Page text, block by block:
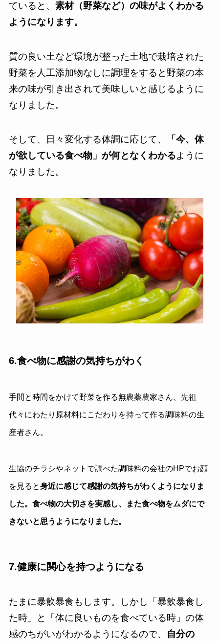
ていると、 素材（野菜など）の味がよくわかる
ようになります。
質の良い土など環境が整った土地で栽培された
野菜を人工添加物なしに調理をすると野菜の本
来の味が引き出されて美味しいと感じるように
なりました。
そして、日々変化する体調に応じて、
「今、体
が欲している食べ物」が何となくわかるように
なりました。
6.食べ物に感謝の気持ちがわく
手間と時間をかけて野菜を作る無農薬農家さん、先祖
代々にわたり原材料にこだわりを持って作る調味料の生
産者さん。
生協のチラシやネットで調べた調味料の会社のHPでお顔
を見ると身近に感じて感謝の気持ちがわくようになりま
した。食べ物の大切さを実感し、また食べ物をムダにで
きないと思うようになりました。
7.健康に関心を持つようになる
たまに暴飲暴食もします。しかし「暴飲暴食し
た時」と「体に良いものを食べている時」の体
感のちがいがわかるようになるので、 自分の